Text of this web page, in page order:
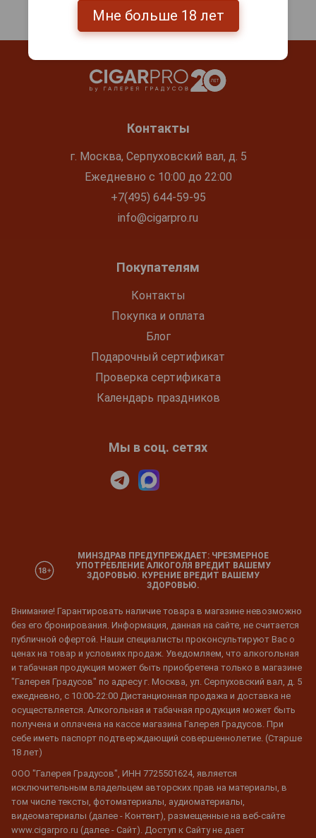
Контакты
г. Москва, Серпуховский вал, д. 5
Ежедневно с 10:00 до 22:00
+7(495) 644-59-95
info@cigarpro.ru
Покупателям
Контакты
Покупка и оплата
Блог
Подарочный сертификат
Проверка сертификата
Календарь праздников
Мы в соц. сетях
МИНЗДРАВ ПРЕДУПРЕЖДАЕТ: ЧРЕЗМЕРНОЕ
УПОТРЕБЛЕНИЕ АЛКОГОЛЯ ВРЕДИТ ВАШЕМУ
ЗДОРОВЬЮ. КУРЕНИЕ ВРЕДИТ ВАШЕМУ
ЗДОРОВЬЮ.
Внимание! Гарантировать наличие товара в магазине невозможно
без его бронирования. Информация, данная на сайте, не считается
публичной офертой. Наши специалисты проконсультируют Вас о
ценах на товар и условиях продаж. Уведомляем, что алкогольная
и табачная продукция может быть приобретена только в магазине
"Галерея Градусов" по адресу г. Москва, ул. Серпуховский вал, д. 5
ежедневно, с 10:00-22:00 Дистанционная продажа и доставка не
осуществляется. Алкогольная и табачная продукция может быть
получена и оплачена на кассе магазина Галерея Градусов. При
себе иметь паспорт подтверждающий совершеннолетие. (Старше
18 лет)
ООО "Галерея Градусов", ИНН 7725501624, является
исключительным владельцем авторских прав на материалы, в
том числе тексты, фотоматериалы, аудиоматериалы,
видеоматериалы (далее - Контент), размещенные на веб-сайте
www.cigarpro.ru (далее - Сайт). Доступ к Сайту не дает
Мне больше 18 лет